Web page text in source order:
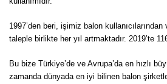
1997’den beri, işimiz balon
taleple birlikte her yıl artmaktadır. 2019’te
Bu bize Türkiye’de ve Avrupa’da en hızlı
zamanda dünyada en iyi bilinen balon